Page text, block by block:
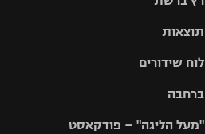
תוצאות
לוח שידורים
ברחבה
"מעל הליגה" – פודקאסט